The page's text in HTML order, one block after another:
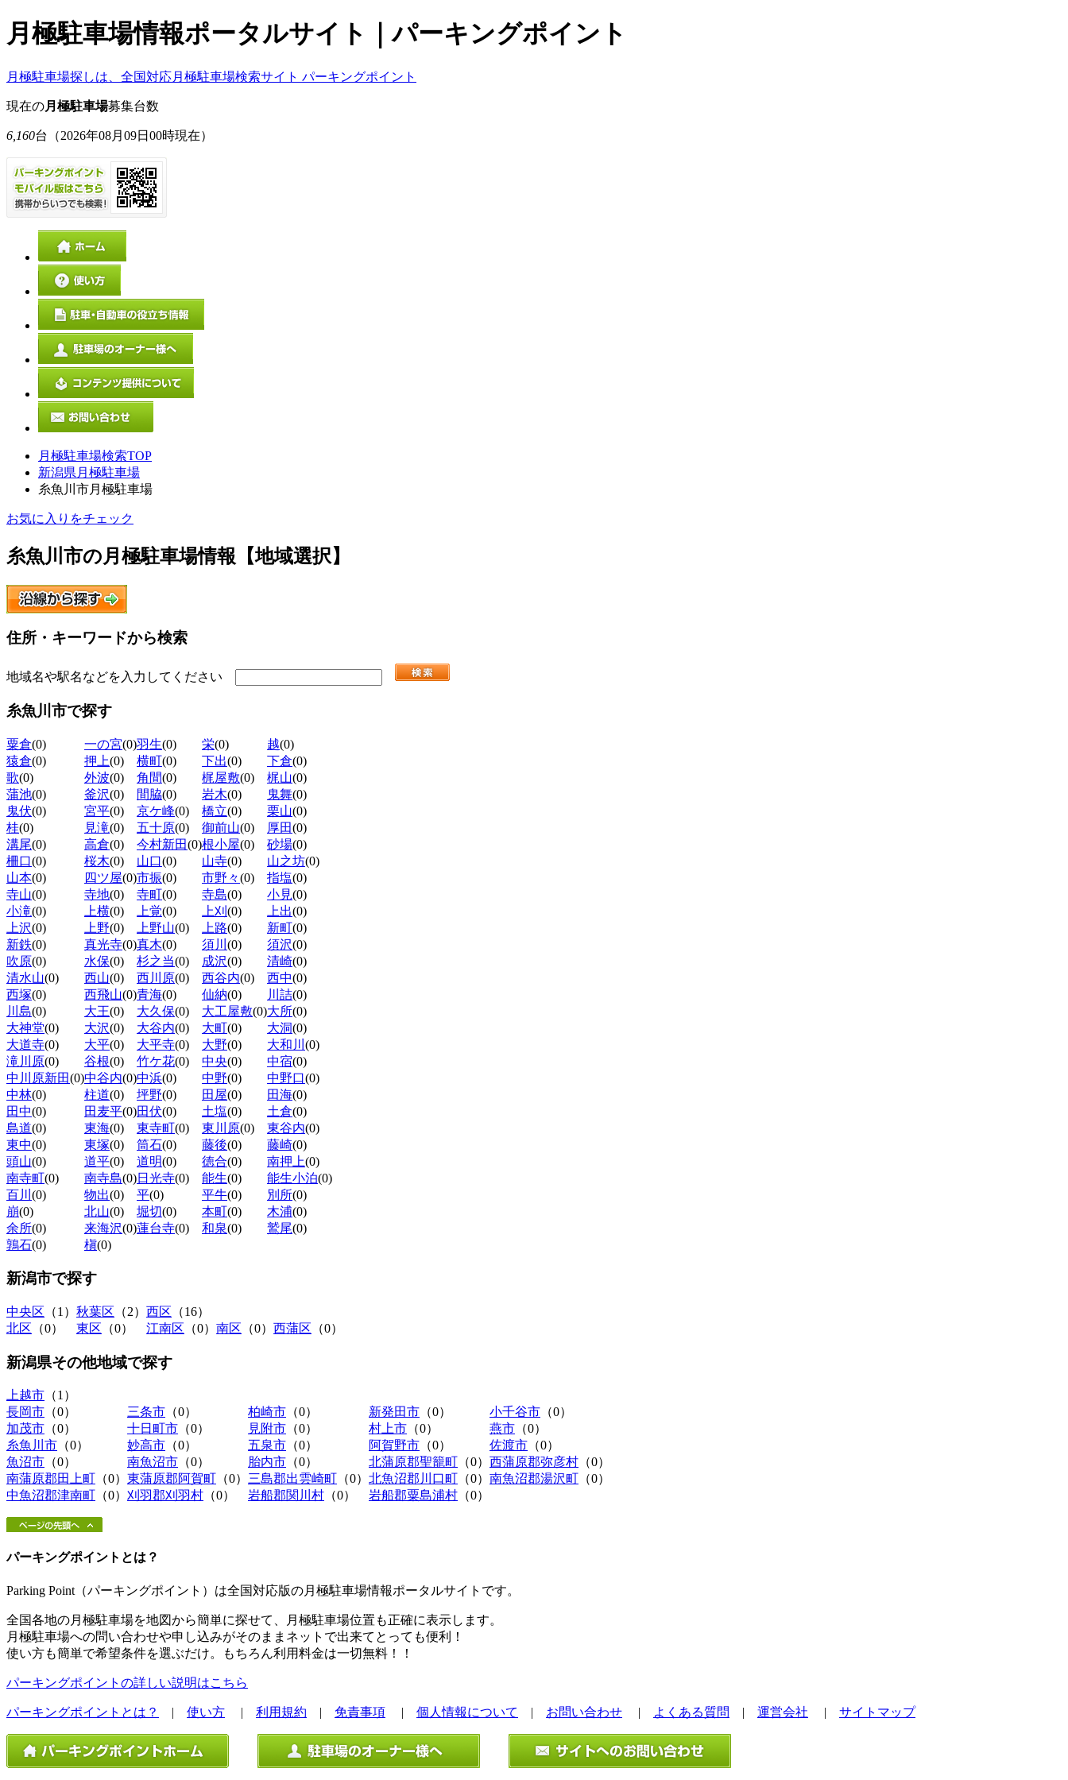
月極駐車場情報ポータルサイト｜パーキングポイント
月極駐車場探しは、全国対応月極駐車場検索サイト パーキングポイント
現在の月極駐車場募集台数
6,160台 （2026年08月09日00時現在）
月極駐車場検索TOP
新潟県月極駐車場
糸魚川市月極駐車場
お気に入りをチェック
糸魚川市の月極駐車場情報【地域選択】
住所・キーワードから検索
地域名や駅名などを入力してください
糸魚川市で探す
粟倉(0) 一の宮(0)羽生(0) 栄(0) 越(0)
猿倉(0) 押上(0) 横町(0) 下出(0) 下倉(0)
歌(0) 外波(0) 角間(0) 梶屋敷(0) 梶山(0)
蒲池(0) 釜沢(0) 間脇(0) 岩木(0) 鬼舞(0)
鬼伏(0) 宮平(0) 京ケ峰(0) 橋立(0) 栗山(0)
桂(0) 見滝(0) 五十原(0) 御前山(0) 厚田(0)
溝尾(0) 高倉(0) 今村新田(0)根小屋(0) 砂場(0)
柵口(0) 桜木(0) 山口(0) 山寺(0) 山之坊(0)
山本(0) 四ツ屋(0)市振(0) 市野々(0) 指塩(0)
寺山(0) 寺地(0) 寺町(0) 寺島(0) 小見(0)
小滝(0) 上横(0) 上覚(0) 上刈 (0) 上出(0)
上沢(0) 上野(0) 上野山(0) 上路(0) 新町(0)
新鉄(0) 真光寺(0)真木(0) 須川 (0) 須沢(0)
吹原(0) 水保(0) 杉之当(0) 成沢(0) 清崎(0)
清水山(0) 西山(0) 西川原(0) 西谷内(0) 西中(0)
西塚(0) 西飛山(0)青海(0) 仙納(0) 川詰(0)
川島(0) 大王(0) 大久保(0) 大工屋敷(0)大所(0)
大神堂(0) 大沢(0) 大谷内(0) 大町(0) 大洞(0)
大道寺(0) 大平(0) 大平寺(0) 大野(0) 大和川 (0)
滝川原(0) 谷根(0) 竹ケ花(0) 中央(0) 中宿(0)
中川原新田(0)中谷内(0)中浜(0) 中野(0) 中野口(0)
中林(0) 柱道(0) 坪野(0) 田屋(0) 田海(0)
田中(0) 田麦平(0)田伏(0) 土塩(0) 土倉(0)
島道(0) 東海(0) 東寺町(0) 東川原(0) 東谷内(0)
東中(0) 東塚(0) 筒石(0) 藤後(0) 藤崎(0)
頭山(0) 道平(0) 道明(0) 徳合(0) 南押上(0)
南寺町(0) 南寺島(0)日光寺(0) 能生(0) 能生小泊(0)
百川 (0) 物出(0) 平(0) 平牛(0) 別所(0)
崩(0) 北山(0) 堀切(0) 本町(0) 木浦(0)
余所(0) 来海沢(0)蓮台寺(0) 和泉(0) 鷲尾(0)
鶉石(0) 槇(0)
新潟市で探す
中央区 （1） 秋葉区 （2） 西区 （16）
北区 （0） 東区 （0） 江南区 （0） 南区 （0） 西蒲区 （0）
新潟県その他地域で探す
上越市 （1）
長岡市 （0） 三条市 （0） 柏崎市 （0） 新発田市 （0） 小千谷市 （0）
加茂市 （0） 十日町市 （0） 見附市 （0） 村上市 （0） 燕市 （0）
糸魚川市 （0） 妙高市 （0） 五泉市 （0） 阿賀野市 （0） 佐渡市 （0）
魚沼市 （0） 南魚沼市 （0） 胎内市 （0） 北蒲原郡聖籠町 （0） 西蒲原郡弥彦村 （0）
南蒲原郡田上町 （0） 東蒲原郡阿賀町 （0） 三島郡出雲崎町 （0） 北魚沼郡川口町 （0） 南魚沼郡湯沢町 （0）
中魚沼郡津南町 （0） 刈羽郡刈羽村 （0） 岩船郡関川村 （0） 岩船郡粟島浦村 （0）
パーキングポイントとは？
Parking Point（パーキングポイント）は全国対応版の月極駐車場情報ポータルサイトです。
全国各地の月極駐車場を地図から簡単に探せて、月極駐車場位置も正確に表示します。
月極駐車場への問い合わせや申し込みがそのままネットで出来てとっても便利！
使い方も簡単で希望条件を選ぶだけ。もちろん利用料金は一切無料！！
パーキングポイントの詳しい説明はこちら
パーキングポイントとは？ | 使い方 | 利用規約 | 免責事項 | 個人情報について | お問い合わせ | よくある質問 | 運営会社 | サイトマップ